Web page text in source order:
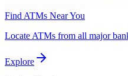
Find ATMs Near You
Locate ATMs from all major
Explore